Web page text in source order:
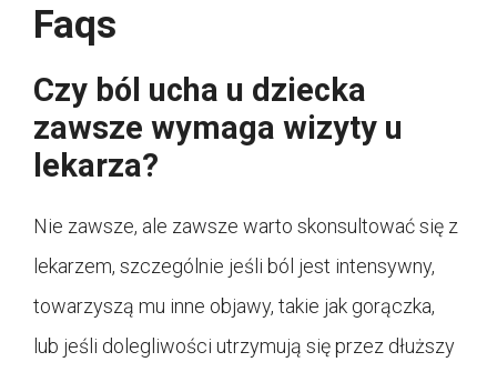
Faqs
Czy ból ucha u dziecka
zawsze wymaga wizyty u
lekarza?
Nie zawsze, ale zawsze warto skonsultować się z
lekarzem, szczególnie jeśli ból jest intensywny,
towarzyszą mu inne objawy, takie jak gorączka,
lub jeśli dolegliwości utrzymują się przez dłuższy